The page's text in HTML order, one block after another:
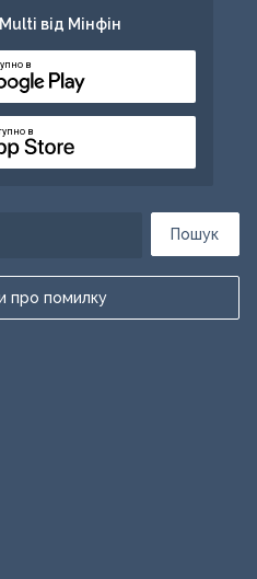
Пошук
про помилку
від Мінфін
в
в